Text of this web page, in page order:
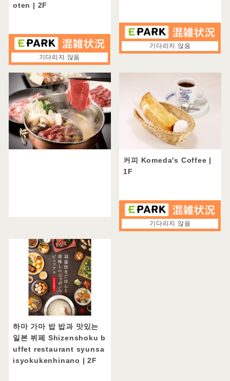
기념일 특전
점내 화장실 있음
어린이용 서비스
어린이 식기 대여
반입 이유식의 따뜻함
우유를 위한 온수 제공
유모차 입장 가능
Free WiFi 대응
배리어 프리 대응
금연・흡연으로 좁히기
모두
전석 금연
분연
oten | 2F
기다리지 않음
기다리지 않음
커피 Komeda's Coffee |
1F
기다리지 않음
하마 가마 밥 밥과 맛있는
일본 뷔페 Shizenshoku b
uffet restaurant syunsa
isyokukenhinano | 2F